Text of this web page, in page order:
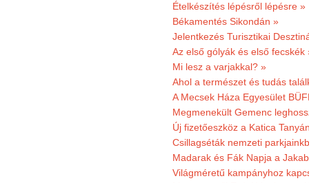
Ételkészítés lépésről lépésre »
Békamentés Sikondán »
Jelentkezés Turisztikai
Az első gólyák és első fecskék
Mi lesz a varjakkal? »
Ahol a természet és tudás
A Mecsek Háza Egyesület
Megmenekült Gemenc
Új fizetőeszköz a Katica
Csillagséták nemzeti
Madarak és Fák Napja a
Világméretű kampányhoz